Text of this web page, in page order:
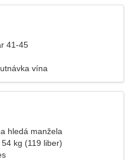
41-45
vína
hledá manžela
kg (119 liber)